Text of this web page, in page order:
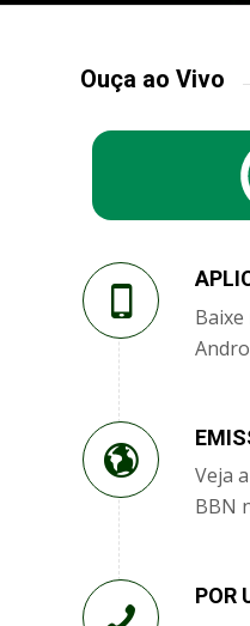
Ouça ao Vivo
Veja
BBN
POR